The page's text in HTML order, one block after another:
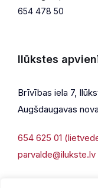
654 478 50
Ilūkstes
Brīvības iela 7,
Augšdaugavas
654 625 01
parvalde@ilukste.lv